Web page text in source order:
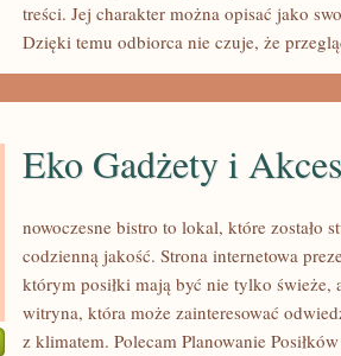
treści. Jej charakter można opisać jako
Dzięki temu odbiorca nie czuje, że
Eko Gadżety i
nowoczesne bistro to lokal, które zostało
codzienną jakość. Strona internetowa
którym posiłki mają być nie tylko świeże,
witryna, która może zainteresować
z klimatem. Polecam Planowanie